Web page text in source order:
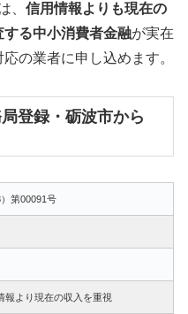
、 信用情報よりも現在の
る中小消費者金融が実在
の業者に申し込めます。
登録・砺波市から
第00091号
報より現在の収入を重視